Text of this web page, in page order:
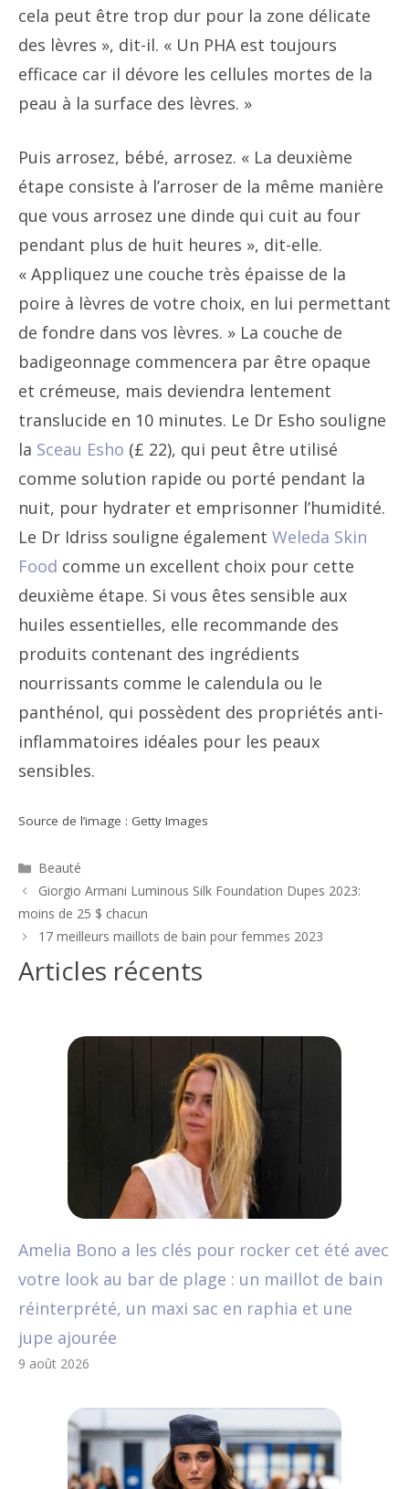
cela peut être trop dur pour la zone délicate
des lèvres », dit-il. « Un PHA est toujours
efficace car il dévore les cellules mortes de la
peau à la surface des lèvres. »
Puis arrosez, bébé, arrosez. « La deuxième
étape consiste à l’arroser de la même manière
que vous arrosez une dinde qui cuit au four
pendant plus de huit heures », dit-elle.
« Appliquez une couche très épaisse de la
poire à lèvres de votre choix, en lui permettant
de fondre dans vos lèvres. » La couche de
badigeonnage commencera par être opaque
et crémeuse, mais deviendra lentement
translucide en 10 minutes. Le Dr Esho souligne
la Sceau Esho (£ 22), qui peut être utilisé
comme solution rapide ou porté pendant la
nuit, pour hydrater et emprisonner l’humidité.
Le Dr Idriss souligne également Weleda Skin
Food comme un excellent choix pour cette
deuxième étape. Si vous êtes sensible aux
huiles essentielles, elle recommande des
produits contenant des ingrédients
nourrissants comme le calendula ou le
panthénol, qui possèdent des propriétés anti-
inflammatoires idéales pour les peaux
sensibles.
Source de l’image : Getty Images
Catégories
Beauté
Navigation
des
Giorgio Armani Luminous Silk Foundation Dupes 2023:
moins de 25 $ chacun
17 meilleurs maillots de bain pour femmes 2023
Articles récents
Amelia Bono a les clés pour rocker cet été avec
votre look au bar de plage : un maillot de bain
réinterprété, un maxi sac en raphia et une
jupe ajourée
9 août 2026